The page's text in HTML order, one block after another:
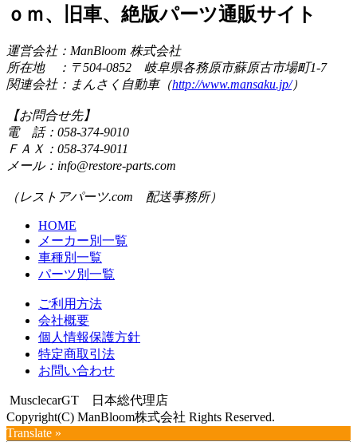
ｏｍ、旧車、絶版パーツ通販サイト
運営会社：ManBloom 株式会社
所在地 ：〒504-0852 岐阜県各務原市蘇原古市場町1-7
関連会社：まんさく自動車（http://www.mansaku.jp/）
【お問合せ先】
電 話：058-374-9010
ＦＡＸ：058-374-9011
メール：info@restore-parts.com
（レストアパーツ.com 配送事務所）
HOME
メーカー別一覧
車種別一覧
パーツ別一覧
ご利用方法
会社概要
個人情報保護方針
特定商取引法
お問い合わせ
MusclecarGT 日本総代理店
Copyright(C) ManBloom株式会社 Rights Reserved.
Translate »